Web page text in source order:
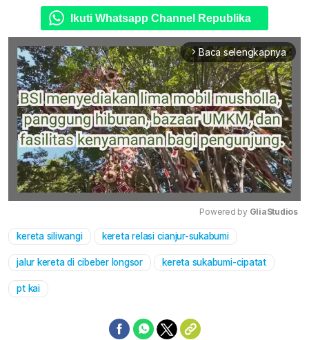
Ikuti Whatsapp Channel Republika
arrow_forward_ios Baca selengkapnya
Powered by GliaStudios
kereta siliwangi kereta relasi cianjur-sukabumi
jalur kereta di cibeber longsor kereta sukabumi-cipatat
pt kai